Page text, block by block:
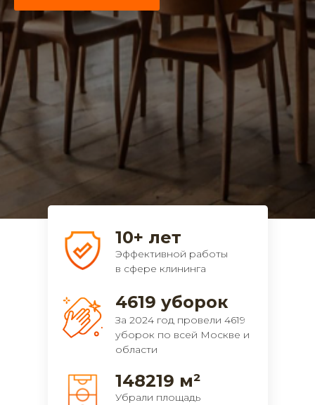
Эффективной работы
в сфере клининга
За 2024 год провели 4619
уборок по всей Москве и
области
Убрали площадь
10+ лет
4619 уборок
148219 м²